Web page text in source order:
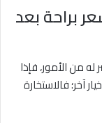
براحة بعد
له من الأمور، فإذا
آخر؛ فالاستخارة